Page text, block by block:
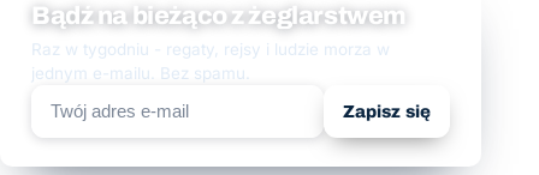
Bądź na bieżąco z żeglarstwem
Raz w tygodniu - regaty, rejsy i ludzie morza w
jednym e-mailu. Bez spamu.
Zapisz się